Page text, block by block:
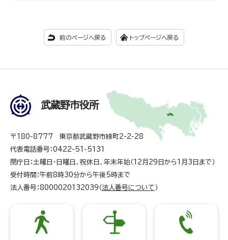
前のページへ戻る トップページへ戻る
武蔵野市役所
〒180-8777 東京都武蔵野市緑町2-2-28
代表電話番号：0422-51-5131
閉庁日：土曜日・日曜日、祝休日、年末年始（12月29日から1月3日まで）
受付時間：午前8時30分から午後5時まで
法人番号：8000020132039（ 法人番号について ）